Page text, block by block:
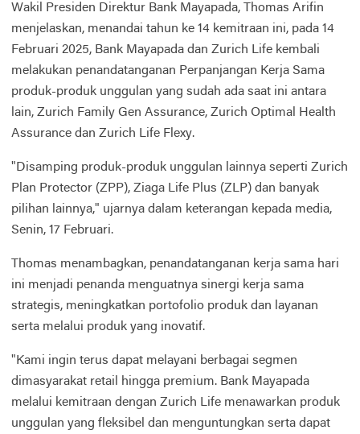
Wakil Presiden Direktur Bank Mayapada, Thomas Arifin
menjelaskan, menandai tahun ke 14 kemitraan ini, pada 14
Februari 2025, Bank Mayapada dan Zurich Life kembali
melakukan penandatanganan Perpanjangan Kerja Sama
produk-produk unggulan yang sudah ada saat ini antara
lain, Zurich Family Gen Assurance, Zurich Optimal Health
Assurance dan Zurich Life Flexy.
"Disamping produk-produk unggulan lainnya seperti Zurich
Plan Protector (ZPP), Ziaga Life Plus (ZLP) dan banyak
pilihan lainnya," ujarnya dalam keterangan kepada media,
Senin, 17 Februari.
Thomas menambagkan, penandatanganan kerja sama hari
ini menjadi penanda menguatnya sinergi kerja sama
strategis, meningkatkan portofolio produk dan layanan
serta melalui produk yang inovatif.
"Kami ingin terus dapat melayani berbagai segmen
dimasyarakat retail hingga premium. Bank Mayapada
melalui kemitraan dengan Zurich Life menawarkan produk
unggulan yang fleksibel dan menguntungkan serta dapat